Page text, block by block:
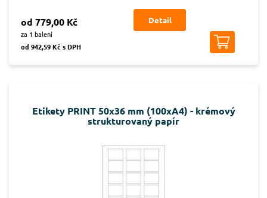
od 779,00 Kč
za 1 balení
od 942,59 Kč s DPH
Detail
Etikety PRINT 50x36 mm (100xA4) - krémový
strukturovaný papír